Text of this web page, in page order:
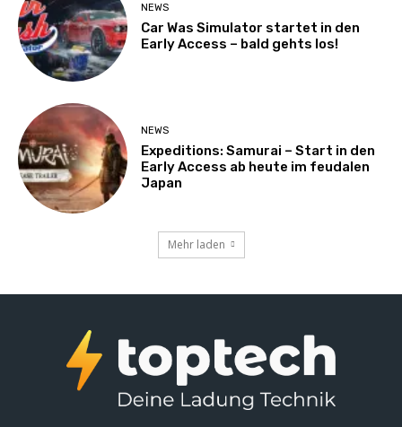
NEWS
Car Was Simulator startet in den
Early Access – bald gehts los!
NEWS
Expeditions: Samurai – Start in den
Early Access ab heute im feudalen
Japan
Mehr laden